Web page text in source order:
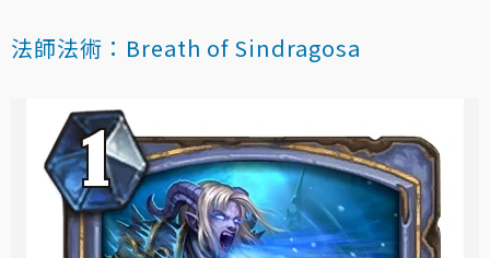
法師法術：Breath of Sindragosa